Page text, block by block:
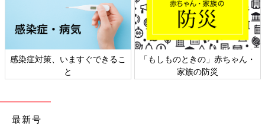
「親になるからって消えないよ」 4/6
幸せが壊れるかも…夫婦2人暮らしに満足していた
の妊娠判明。そのときの気持ちを教えてください。
感染症対策、いますぐできるこ
と
「もしものときの」赤ちゃん・
家族の防災
最新号